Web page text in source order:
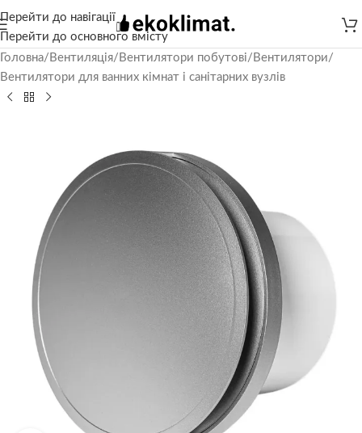
Перейти до навігації
Перейти до основного вмісту
Головна/ Вентиляція/ Вентилятори побутові/ Вентилятори/
Вентилятори для ванних кімнат і санітарних вузлів